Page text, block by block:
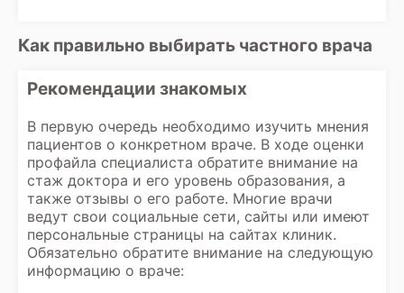
Как правильно выбирать частного врача
Рекомендации знакомых
В первую очередь необходимо изучить мнения
пациентов о конкретном враче. В ходе оценки
профайла специалиста обратите внимание на
стаж доктора и его уровень образования, а
также отзывы о его работе. Многие врачи
ведут свои социальные сети, сайты или имеют
персональные страницы на сайтах клиник.
Обязательно обратите внимание на следующую
информацию о враче: